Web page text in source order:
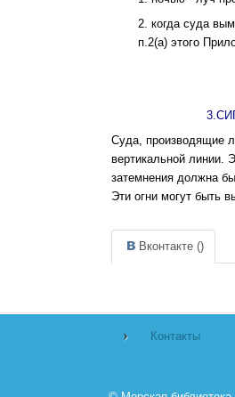
2. когда суда
п.2(а) этого
Суда, производящие
вертикальной линии.
затемнения должна
Эти огни могут быть
Вконтакте ()
Контакты